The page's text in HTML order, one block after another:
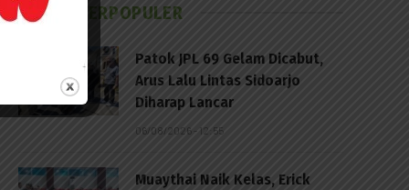
BERITA TERPOPULER
Patok JPL 69 Gelam Dicabut,
Arus Lalu Lintas Sidoarjo
Diharap Lancar
06/08/2026 - 12:55
Muaythai Naik Kelas, Erick